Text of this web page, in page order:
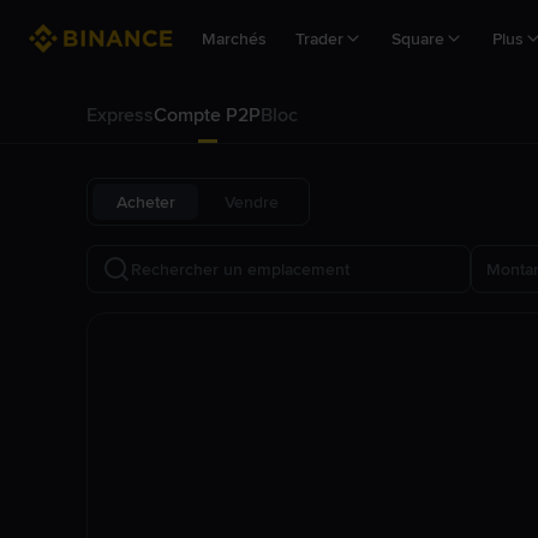
Marchés Trader Square Plus
ExpressCompte P2PBloc
Acheter Vendre